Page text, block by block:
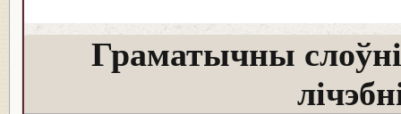
Граматычны